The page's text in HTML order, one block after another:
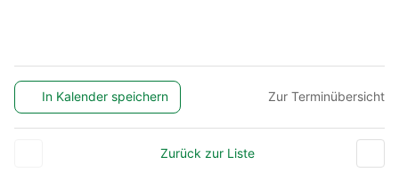
In Kalender speichern Zur Terminübersicht
Zurück zur Liste